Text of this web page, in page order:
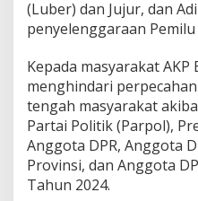
l
u
a
m
i
H
i
n
(Luber) dan Jujur, dan
penyelenggaraan
Kepada masyarakat
menghindari
tengah masyarakat
Partai Politik (Parpol),
Anggota DPR, Anggota
Provinsi, dan Anggota
Tahun 2024.